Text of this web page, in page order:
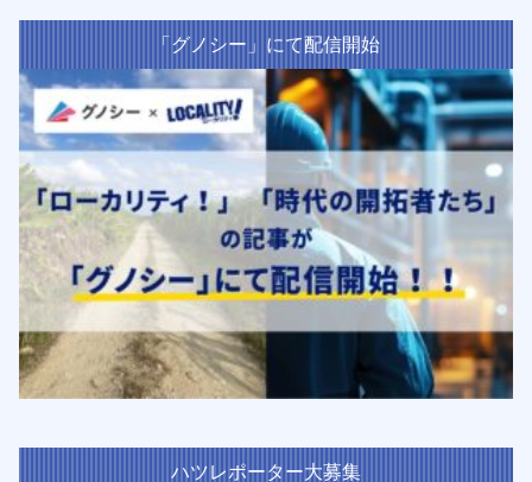
「グノシー」にて配信開始
ハツレポーター大募集